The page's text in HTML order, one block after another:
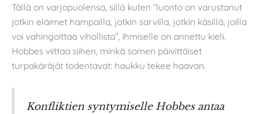
Tällä on varjopuolensa, sillä kuten ”luonto on varustanut
jotkin eläimet hampailla, jotkin sarvilla, jotkin käsillä, joilla
voi vahingoittaa vihollista”, ihmiselle on annettu kieli.
Hobbes viittaa siihen, minkä somen päivittäiset
turpakäräjät todentavat: haukku tekee haavan.
Konfliktien syntymiselle Hobbes antaa